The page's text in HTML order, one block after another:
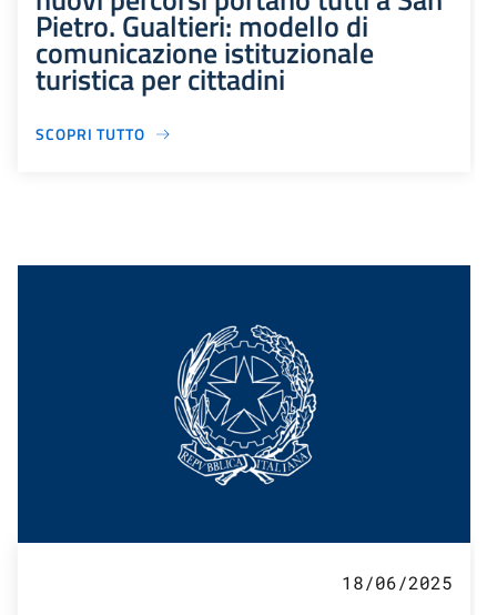
Pietro. Gualtieri: modello di
comunicazione istituzionale
turistica per cittadini
SCOPRI TUTTO
18/06/2025